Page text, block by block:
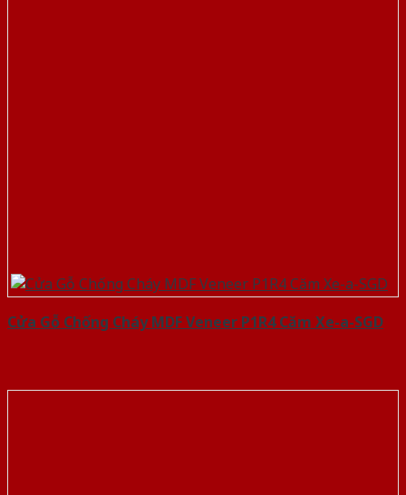
Cửa Gỗ Chống Cháy MDF Veneer P1R4 Căm Xe-a-SGD